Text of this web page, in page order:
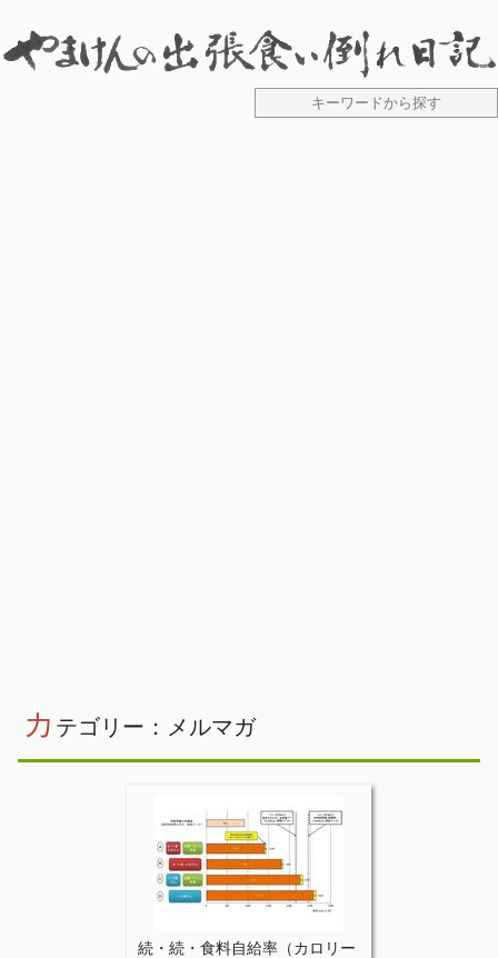
カ テゴリー：メルマガ
続・続・食料自給率（カロリー